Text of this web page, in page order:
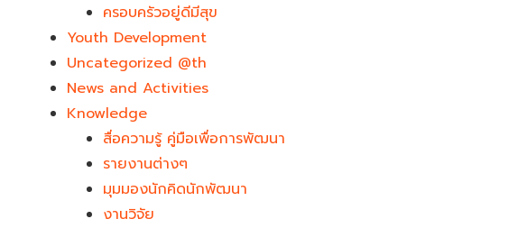
ครอบครัวอยู่ดีมีสุข
Youth Development​
Uncategorized @th
News and Activities
Knowledge
สื่อความรู้ คู่มือเพื่อการพัฒนา
รายงานต่างๆ
มุมมองนักคิดนักพัฒนา
งานวิจัย